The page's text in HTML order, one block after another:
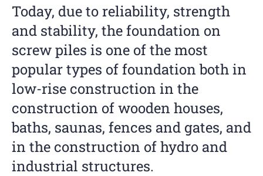
Today, due to reliability, strength
and stability, the foundation on
screw piles is one of the most
popular types of foundation both in
low-rise construction in the
construction of wooden houses,
baths, saunas, fences and gates, and
in the construction of hydro and
industrial structures.